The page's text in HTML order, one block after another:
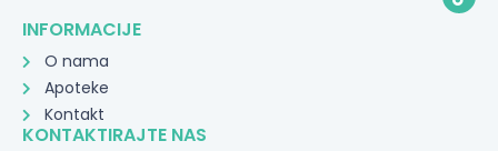
INFORMACIJE
O nama
Apoteke
Kontakt
KONTAKTIRAJTE NAS